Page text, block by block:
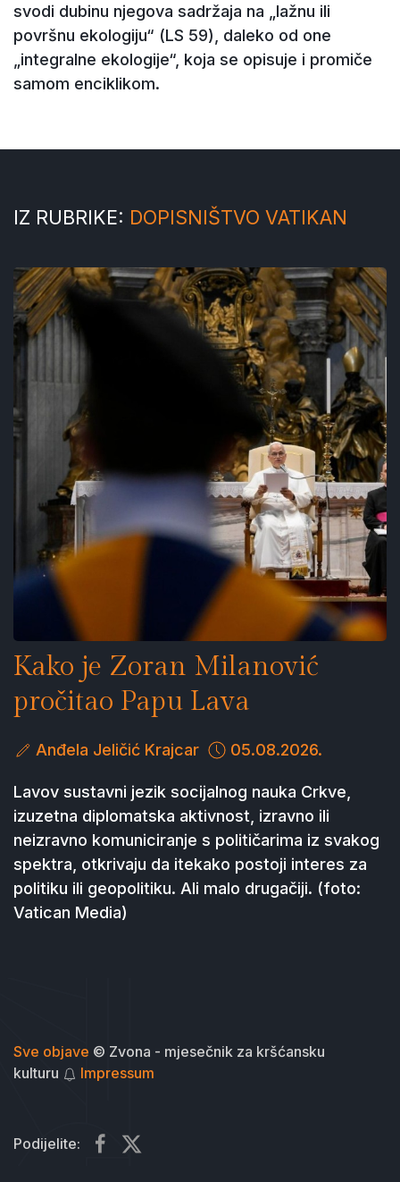
svodi dubinu njegova sadržaja na „lažnu ili
površnu ekologiju“ (LS 59), daleko od one
„integralne ekologije“, koja se opisuje i promiče
samom enciklikom.
IZ RUBRIKE: DOPISNIŠTVO VATIKAN
Kako je Zoran Milanović
pročitao Papu Lava
Anđela Jeličić Krajcar 05.08.2026.
Lavov sustavni jezik socijalnog nauka Crkve,
izuzetna diplomatska aktivnost, izravno ili
neizravno komuniciranje s političarima iz svakog
spektra, otkrivaju da itekako postoji interes za
politiku ili geopolitiku. Ali malo drugačiji. (foto:
Vatican Media)
Sve objave © Zvona - mjesečnik za kršćansku
kulturu
Impressum
Podijelite: